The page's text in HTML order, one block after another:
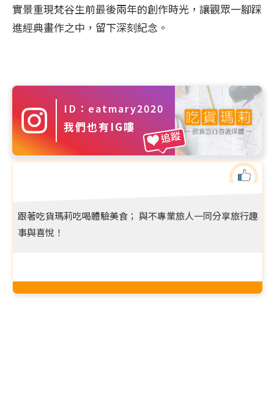
實景重現梵谷生前最後兩年的創作時光，讓觀眾一腳踩
進經典畫作之中，留下深刻紀念。
ID：eatmary2020
我們也有IG嘍
追蹤
跟著吃貨瑪莉吃喝體驗美食； 與不專業旅人一同分享旅行趣
事與喜悅！